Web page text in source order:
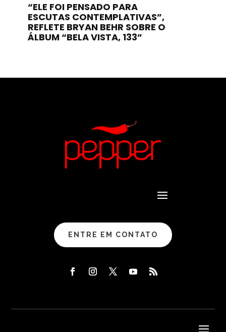
“ELE FOI PENSADO PARA
ESCUTAS CONTEMPLATIVAS”,
REFLETE BRYAN BEHR SOBRE O
ÁLBUM “BELA VISTA, 133”
ENTRE EM CONTATO